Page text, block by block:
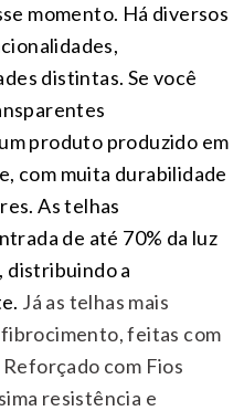
momento. Há diversos
distintas. Se você
produto produzido em
com muita durabilidade
As telhas
de até 70% da luz
distribuindo a
Já as telhas mais
feitas com
com Fios
resistência e